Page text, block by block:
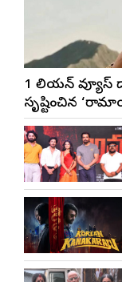
1 బిలియన్
సృష్టించిన